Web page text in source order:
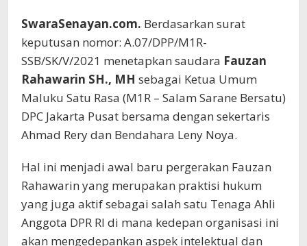
SwaraSenayan.com. Berdasarkan surat
keputusan nomor: A.07/DPP/M1R-
SSB/SK/V/2021 menetapkan saudara Fauzan
Rahawarin SH., MH sebagai Ketua Umum
Maluku Satu Rasa (M1R – Salam Sarane Bersatu)
DPC Jakarta Pusat bersama dengan sekertaris
Ahmad Rery dan Bendahara Leny Noya.
Hal ini menjadi awal baru pergerakan Fauzan
Rahawarin yang merupakan praktisi hukum
yang juga aktif sebagai salah satu Tenaga Ahli
Anggota DPR RI di mana kedepan organisasi ini
akan mengedepankan aspek intelektual dan